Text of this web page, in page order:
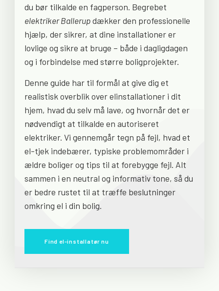
du bør tilkalde en fagperson. Begrebet
elektriker Ballerupdækker den professionelle
hjælp, der sikrer, at dine installationer er
lovlige og sikre at bruge – både i dagligdagen
og i forbindelse med større boligprojekter.
Denne guide har til formål at give dig et
realistisk overblik over elinstallationer i dit
hjem, hvad du selv må lave, og hvornår det er
nødvendigt at tilkalde en autoriseret
elektriker. Vi gennemgår tegn på fejl, hvad et
el-tjek indebærer, typiske problemområder i
ældre boliger og tips til at forebygge fejl. Alt
sammen i en neutral og informativ tone, så du
er bedre rustet til at træffe beslutninger
omkring el i din bolig.
Find el-installatør nu